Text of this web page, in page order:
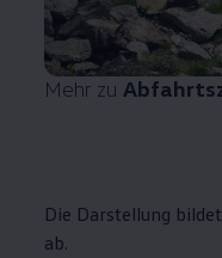
Mehr zu
Die Darstellung
ab.